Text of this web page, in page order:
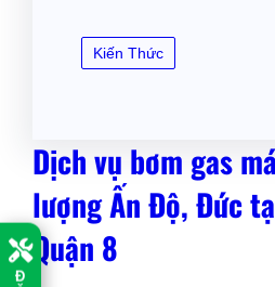
Đ
Kiến Thức
Dịch vụ bơm gas
lượng Ấn Độ, Đức
Quận 8